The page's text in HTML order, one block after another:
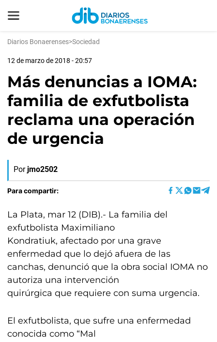
Diarios Bonaerenses>Sociedad
12 de marzo de 2018 - 20:57
Más denuncias a IOMA:
familia de exfutbolista
reclama una operación
de urgencia
Por jmo2502
Para compartir:
La Plata, mar 12 (DIB).- La familia del
exfutbolista Maximiliano
Kondratiuk, afectado por una grave
enfermedad que lo dejó afuera de las
canchas, denunció que la obra social IOMA no
autoriza una intervención
quirúrgica que requiere con suma urgencia.
El exfutbolista, que sufre una enfermedad
conocida como “Mal